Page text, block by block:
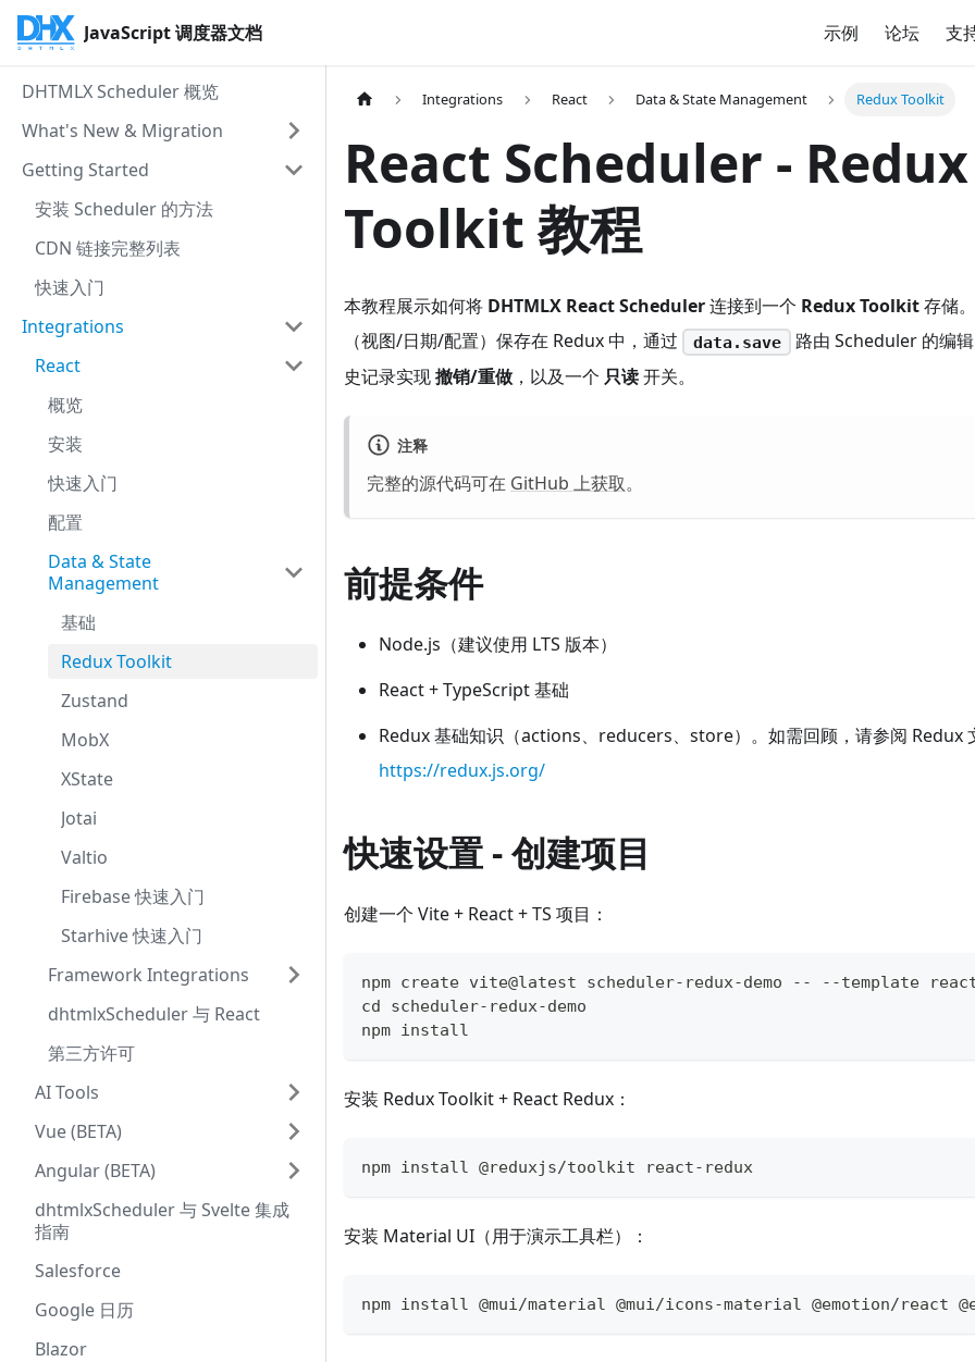
JavaScript 调度器文档 示例 论坛 支
DHTMLX Scheduler 概览
What's New & Migration
Getting Started
安装 Scheduler 的方法
CDN 链接完整列表
快速入门
Integrations
React
概览
安装
快速入门
配置
Data & State
Management
基础
Redux Toolkit
Zustand
MobX
XState
Jotai
Valtio
Firebase 快速入门
Starhive 快速入门
Framework Integrations
dhtmlxScheduler 与 React
第三方许可
AI Tools
Vue (BETA)
Angular (BETA)
dhtmlxScheduler 与 Svelte 集成
指南
Salesforce
Google 日历
Blazor
Integrations React Data & State Management Redux Toolkit
React Scheduler - Redux
Toolkit 教程
本教程展示如何将 DHTMLX React Scheduler连接到一个 Redux Toolkit存储
（视图/日期/配置）保存在 Redux 中，通过
data.save
路由 Scheduler 的编
史记录实现撤销/重做 ，以及一个 只读开关。
注释
完整的源代码可在 GitHub 上获取。
前提条件
Node.js（建议使用 LTS 版本）
React + TypeScript 基础
Redux 基础知识（actions、reducers、store）。如需回顾，请参阅 Redux
https://redux.js.org/
快速设置 - 创建项目
创建一个 Vite + React + TS 项目：
npm create vite@latest scheduler-redux-demo -- --template
cd scheduler-redux-demo
npm install
安装 Redux Toolkit + React Redux：
npm install @reduxjs/toolkit react-redux
安装 Material UI（用于演示工具栏）：
npm install @mui/material @mui/icons-material @emotion/react